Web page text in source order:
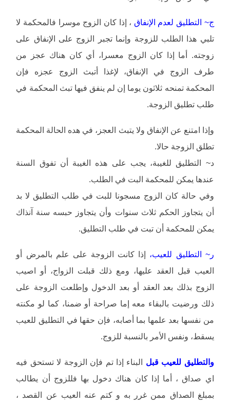
ج~ التطليق لعدم الإنفاق ، إذا كان الزوج موسرا فالمحكمة لا
تلبي هذا الطلب للزوجة وإنما تجبر الزوج على الإنفاق على
زوجته. أما إذا كان الزوج معسرا، أي كان هناك عجز من
طرف الزوج في الإنفاق، لإغذا أتبث الزوج عجزه فإن
المحكمة تمنحه ثلاثون يوما إن لم ينفق فيها تبث المحكمة في
طلب تطليق الزوجة.
وإذا امتنع عن الإنفاق ولا يتبث العجز، في هده الحالة المحكمة
تطلق الزوجة حالا.
د~ التطليق للغيبة، يجب على هذه الغيبة أن تفوق السنة
عندها يمكن للمحكمة البت في الطلب.
وفي حالة كان الزوج مسجونا للبت في طلب التطليق لا بد
أن يتجاوز الحكم ثلاث سنوات وأن يتجاوز حبسه سنة آنذاك
يمكن للمحكمة أن تبت في طلب التطليق.
ر~ التطليق للعيب، إذا كانت الزوجة على علم بالمرض أو
العيب قبل العقد عليها، ومع ذلك قبلت الزواج، أو اصيب
الزوج بذلك بعد العقد أو بعد الدخول وإطلعت الزوجة على
ذلك ورضيت بالبقاء معه إما صراحة أو ضمنا، كما لو مكنته
من نفسها بعد علمها بما أصابه، فإن حقها في التطليق للعيب
يسقط، ونفس الأمر بالنسبة للزوج.
والتطليق للعيب قبل البناء إذا تم فإن الزوجة لا تستحق فيه
اي صداق ، أما إذا كان هناك دخول بها فللزوج أن يطالب
بمبلغ الصداق ممن غرر به و كتم عنه العيب عن القصد ،